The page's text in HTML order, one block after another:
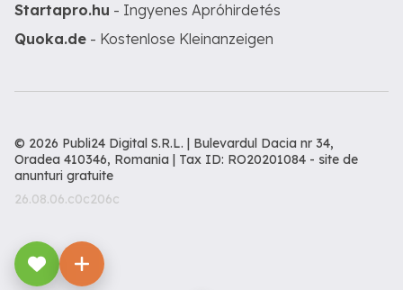
Startapro.hu - Ingyenes Apróhirdetés
Quoka.de - Kostenlose Kleinanzeigen
© 2026 Publi24 Digital S.R.L. | Bulevardul Dacia nr 34,
Oradea 410346, Romania | Tax ID: RO20201084 - site de
anunturi gratuite
26.08.06.c0c206c